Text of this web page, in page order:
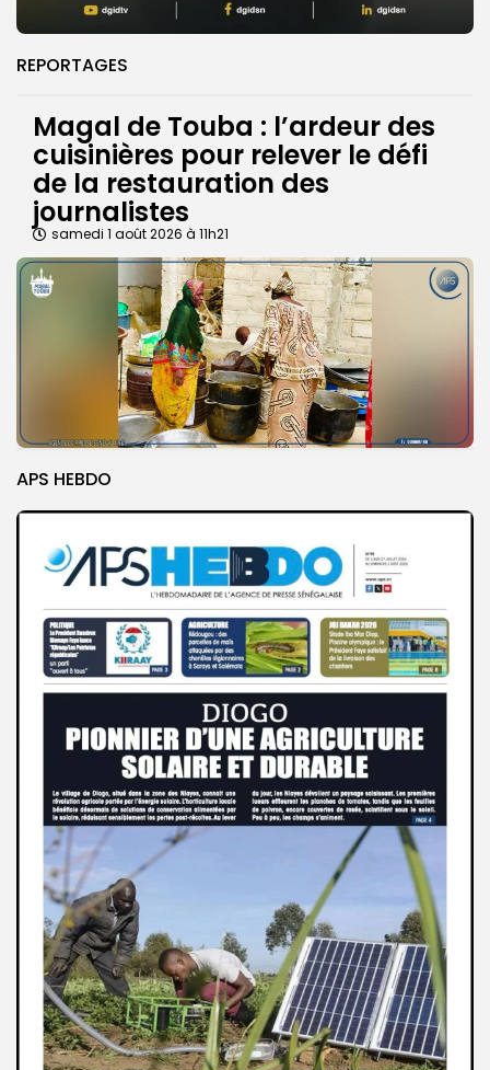
REPORTAGES
Magal de Touba : l’ardeur des
cuisinières pour relever le défi
de la restauration des
journalistes
samedi 1 août 2026 à 11h21
APS HEBDO